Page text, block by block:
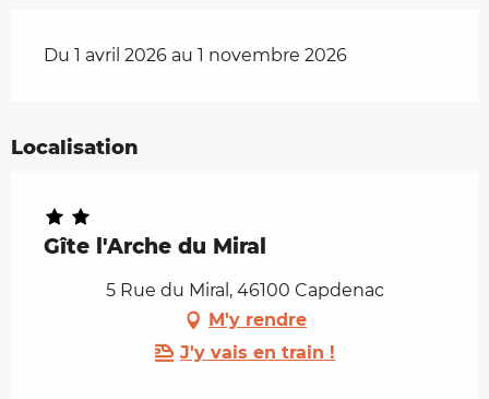
Du 1 avril 2026 au 1 novembre 2026
Localisation
Gîte l'Arche du Miral
5 Rue du Miral, 46100 Capdenac
M'y rendre
J'y vais en train !